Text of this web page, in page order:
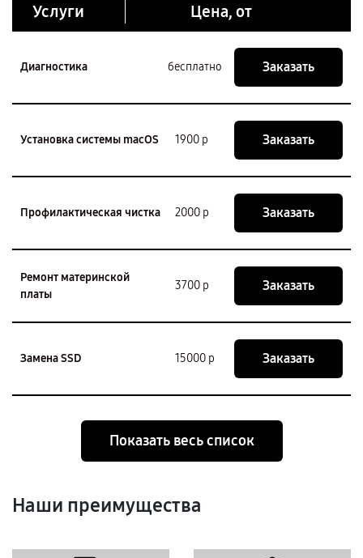
Услуги Цена, от
Диагностика бесплатно Заказать
Установка системы macOS 1900 р Заказать
Профилактическая чистка 2000 р Заказать
Ремонт материнской
платы
3700 р Заказать
Замена SSD 15000 р Заказать
Показать весь список
Наши преимущества